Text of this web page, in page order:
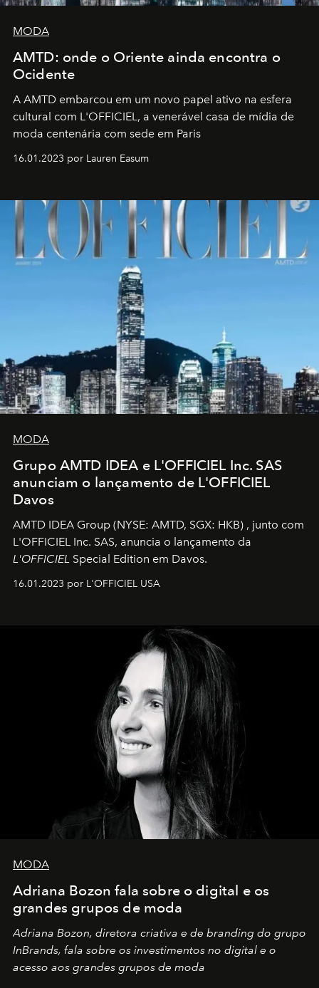
MODA
AMTD: onde o Oriente ainda encontra o
Ocidente
A AMTD embarcou em um novo papel ativo na esfera
cultural com L'OFFICIEL, a venerável casa de mídia de
moda centenária com sede em Paris
16.01.2023 por Lauren Easum
MODA
Grupo AMTD IDEA e L'OFFICIEL Inc. SAS
anunciam o lançamento de L'OFFICIEL
Davos
AMTD IDEA Group (NYSE: AMTD, SGX: HKB) , junto com
L'OFFICIEL Inc. SAS, anuncia o lançamento da
L'OFFICIEL Special Edition em Davos.
16.01.2023 por L'OFFICIEL USA
MODA
Adriana Bozon fala sobre o digital e os
grandes grupos de moda
Adriana Bozon, diretora criativa e de branding do grupo
InBrands, fala sobre os investimentos no digital e o
acesso aos grandes grupos de moda